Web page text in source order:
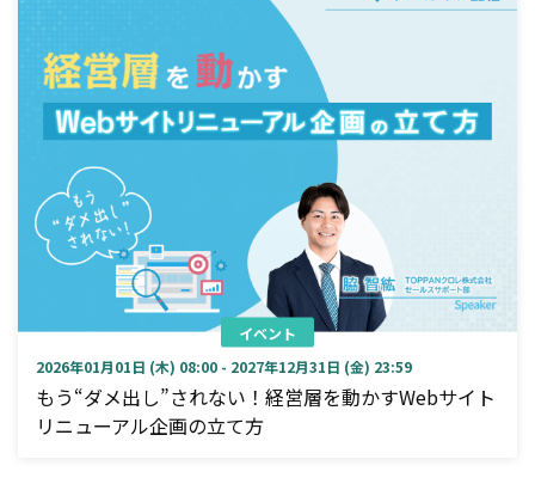
イベント
2026年01月01日 (木) 08:00 - 2027年12月31日 (金) 23:59
もう“ダメ出し”されない！経営層を動かすWebサイト
リニューアル企画の立て方